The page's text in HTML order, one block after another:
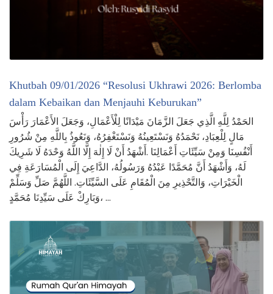
Khutbah 09/01/2026 “Resolusi Ukhrawi 2026: Berlomba
dalam Kebaikan dan Menjauhi Keburukan”
الحَمْدُ لِلَّهِ الَّذِي جَعَلَ الزَّمَانَ مَيْدَانًا لِلْأَعْمَالِ، وَجَعَلَ الأَعْمَارَ رَأْسَ
مَالٍ لِلْعِبَادِ، نَحْمَدُهُ وَنَسْتَعِينُهُ وَنَسْتَغْفِرُهُ، وَنَعُوذُ بِاللَّهِ مِنْ شُرُورِ
أَنْفُسِنَا وَمِنْ سَيِّئَاتِ أَعْمَالِنَا .أَشْهَدُ أَنْ لَا إِلٰهَ إِلَّا اللَّهُ وَحْدَهُ لَا شَرِيكَ
لَهُ، وَأَشْهَدُ أَنَّ مُحَمَّدًا عَبْدُهُ وَرَسُولُهُ، الدَّاعِيَ إِلَى الْمُسَارَعَةِ فِي
الْخَيْرَاتِ، وَالتَّحْذِيرِ مِنَ الْمُقَامِ عَلَى السَّيِّئَاتِ. اللَّهُمَّ صَلِّ وَسَلِّمْ
وَبَارِكْ عَلَى سَيِّدِنَا مُحَمَّدٍ، …